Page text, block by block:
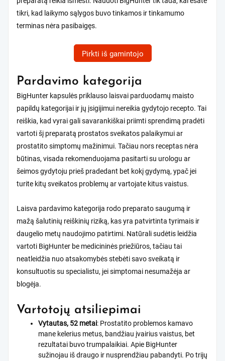
tikri, kad laikymo sąlygos buvo tinkamos ir tinkamumo
terminas nėra pasibaigęs.
Pirkti iš gamintojo
Pardavimo kategorija
BigHunter kapsulės priklauso laisvai parduodamų maisto
papildų kategorijai ir jų įsigijimui nereikia gydytojo recepto. Tai
reiškia, kad vyrai gali savarankiškai priimti sprendimą pradėti
vartoti šį preparatą prostatos sveikatos palaikymui ar
prostatito simptomų mažinimui. Tačiau nors receptas nėra
būtinas, visada rekomenduojama pasitarti su urologu ar
šeimos gydytoju prieš pradedant bet kokį gydymą, ypač jei
turite kitų sveikatos problemų ar vartojate kitus vaistus.
Laisva pardavimo kategorija rodo preparato saugumą ir
mažą šalutinių reiškinių riziką, kas yra patvirtinta tyrimais ir
daugelio metų naudojimo patirtimi. Natūrali sudėtis leidžia
vartoti BigHunter be medicininės priežiūros, tačiau tai
neatleidžia nuo atsakomybės stebėti savo sveikatą ir
konsultuotis su specialistu, jei simptomai nesumažėja ar
blogėja.
Vartotojų atsiliepimai
Vytautas, 52 metai: Prostatito problemos kamavo
mane kelerius metus, bandžiau įvairius vaistus, bet
rezultatai buvo trumpalaikiai. Apie BigHunter
sužinojau iš draugo ir nusprendžiau pabandyti. Po trijų